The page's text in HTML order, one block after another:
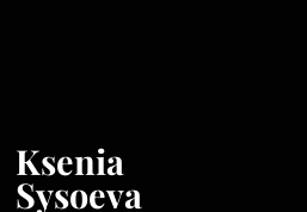
Ksenia
Sysoeva